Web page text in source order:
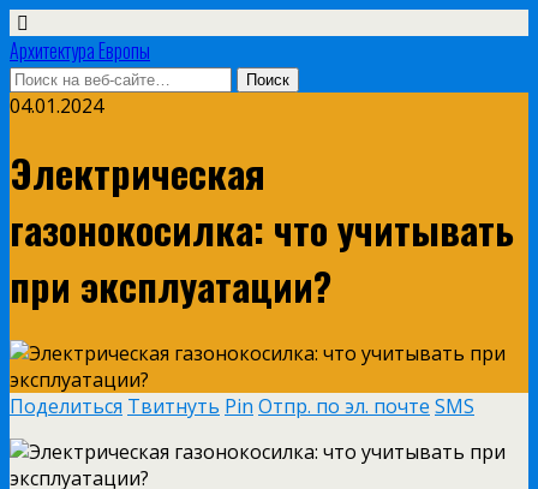
Архитектура Европы
04.01.2024
Электрическая
газонокосилка: что учитывать
при эксплуатации?
Поделиться Твитнуть Pin Отпр. по эл. почте SMS